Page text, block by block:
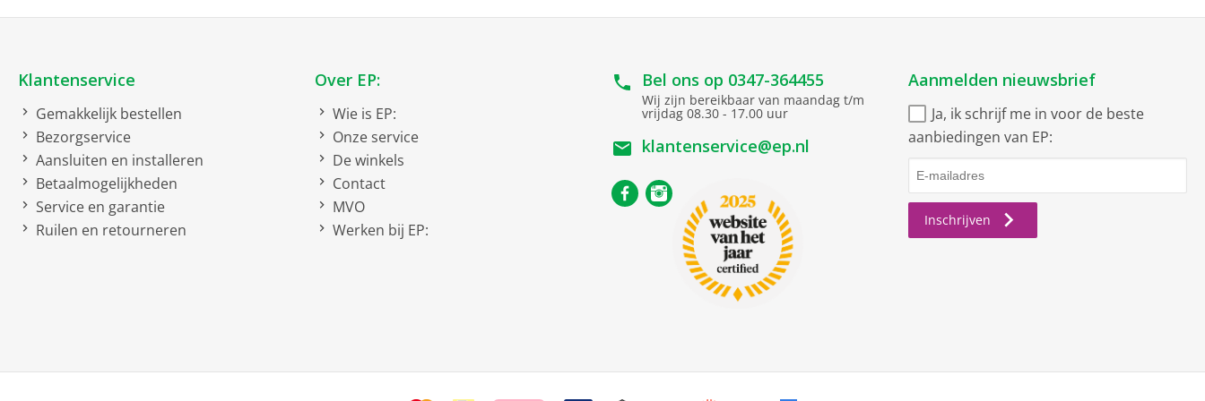
Flip cover
Klantenservice
Gemakkelijk bestellen
Bezorgservice
Aansluiten en installeren
Betaalmogelijkheden
Service en garantie
Ruilen en retourneren
Over EP:
Wie is EP:
Onze service
De winkels
Contact
MVO
Werken bij EP:
Bel ons op 0347-364455
Wij zijn bereikbaar van maandag t/m
vrijdag 08.30 - 17.00 uur
klantenservice@ep.nl
Aanmelden nieuwsbrief
Ja, ik schrijf me in voor de beste
aanbiedingen van EP:
Inschrijven